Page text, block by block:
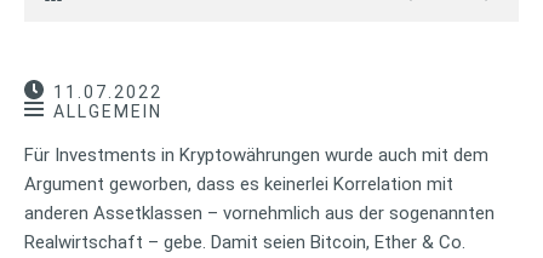
11.07.2022
ALLGEMEIN
Für Investments in Kryptowährungen wurde auch mit dem
Argument geworben, dass es keinerlei Korrelation mit
anderen Assetklassen – vornehmlich aus der sogenannten
Realwirtschaft – gebe. Damit seien Bitcoin, Ether & Co.